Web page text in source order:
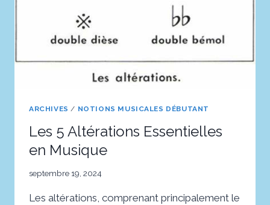
ARCHIVES / NOTIONS MUSICALES DÉBUTANT
Les 5 Altérations Essentielles
en Musique
septembre 19, 2024
Les altérations, comprenant principalement le